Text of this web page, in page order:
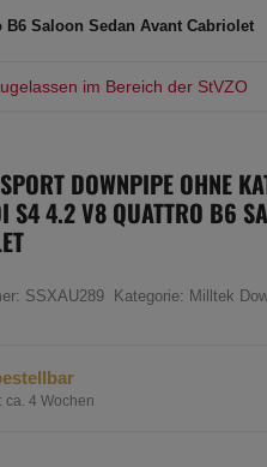
Saloon Sedan Avant Cabriolet
im Bereich der StVZO
DOWNPIPE OHNE
S4 4.2 V8 QUATTRO B6
SSXAU289 Kategorie: Milltek
ca. 4 Wochen